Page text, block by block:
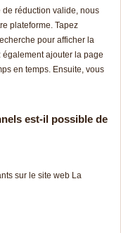
de réduction valide, nous
plateforme. Tapez
pour afficher la
ajouter la page
en temps. Ensuite, vous
est-il possible de
sur le site web La